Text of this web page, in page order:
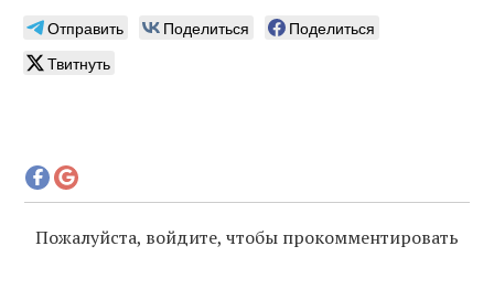
Отправить Поделиться
Поделиться
Твитнуть
Пожалуйста, войдите, чтобы прокомментировать